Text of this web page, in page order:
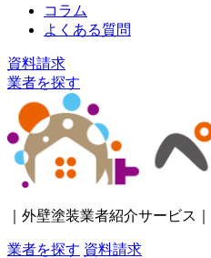
コラム
よくある質問
資料請求
業者を探す
｜外壁塗装業者紹介サービス｜
業者を探す 資料請求